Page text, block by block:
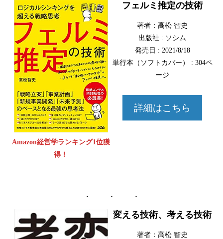
Amazon経営学ランキング1位獲
得！
フェルミ推定の技術
著者：高松 智史
出版社 : ソシム
発売日 : 2021/8/18
単行本（ソフトカバー） : 304ペ
ージ
詳細はこちら
変える技術、考える技術
著者：高松 智史